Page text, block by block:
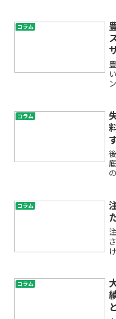
コラム
コラム
コラム
コラム